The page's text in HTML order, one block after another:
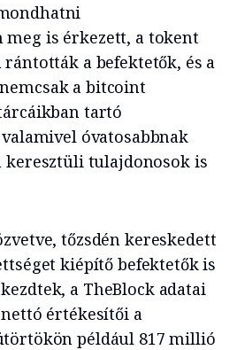
is érkezett, a tokent
a befektetők, és a
a bitcoint
tartó
óvatosabbnak
keresztüli tulajdonosok is
tőzsdén kereskedett
kiépítő befektetők is
a TheBlock adatai
értékesítői a
például 817 millió